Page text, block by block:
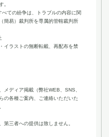
。
ての紛争は、トラブルの内容に関
簡易）裁判所を専属的管轄裁判所
イラストの無断転載、再配布を禁
メディア掲載（弊社WEB、SNS、
の各種ご案内、ご連絡いただいた
第三者への提供は致しません。